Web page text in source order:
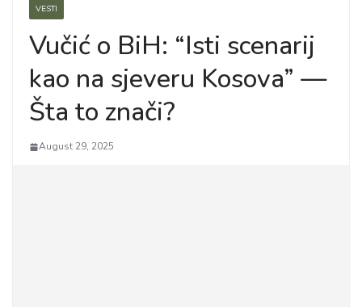
VESTI
Vučić o BiH: “Isti scenarij
kao na sjeveru Kosova” —
Šta to znači?
August 29, 2025